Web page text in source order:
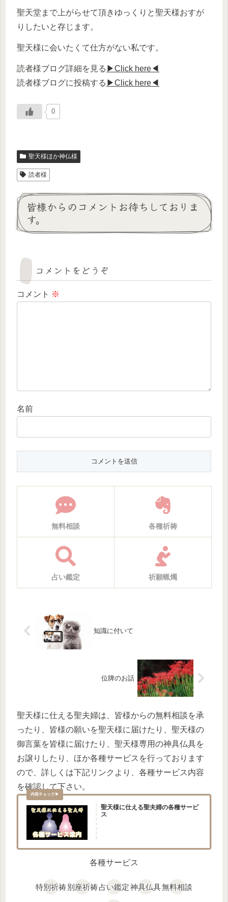
聖天堂まで上がらせて頂きゆっくりと聖天様おすが
りしたいと存じます。
聖天様に会いたくて仕方がない私です。
読者様ブログ詳細を見る ▶Click here◀
読者様ブログに投稿する ▶Click here◀
0
聖天様ほか神仏様
読者様
皆様からのコメントお待ちしておりま
す。
コメントをどうぞ
コメント ※
名前
無料相談 各種祈祷
占い鑑定 祈願蝋燭
知識に付いて
位牌のお話
聖天様に仕える聖夫婦は、皆様からの無料相談を承
ったり、皆様の願いを聖天様に届けたり、聖天様の
御言葉を皆様に届けたり、聖天様専用の神具仏具を
お譲りしたり、ほか各種サービスを行っております
ので、詳しくは下記リンクより、各種サービス内容
を確認して下さい。
聖天様に仕える聖夫婦の各種サービ
ス
各種サービス
特別祈祷別座祈祷占い鑑定神具仏具無料相談